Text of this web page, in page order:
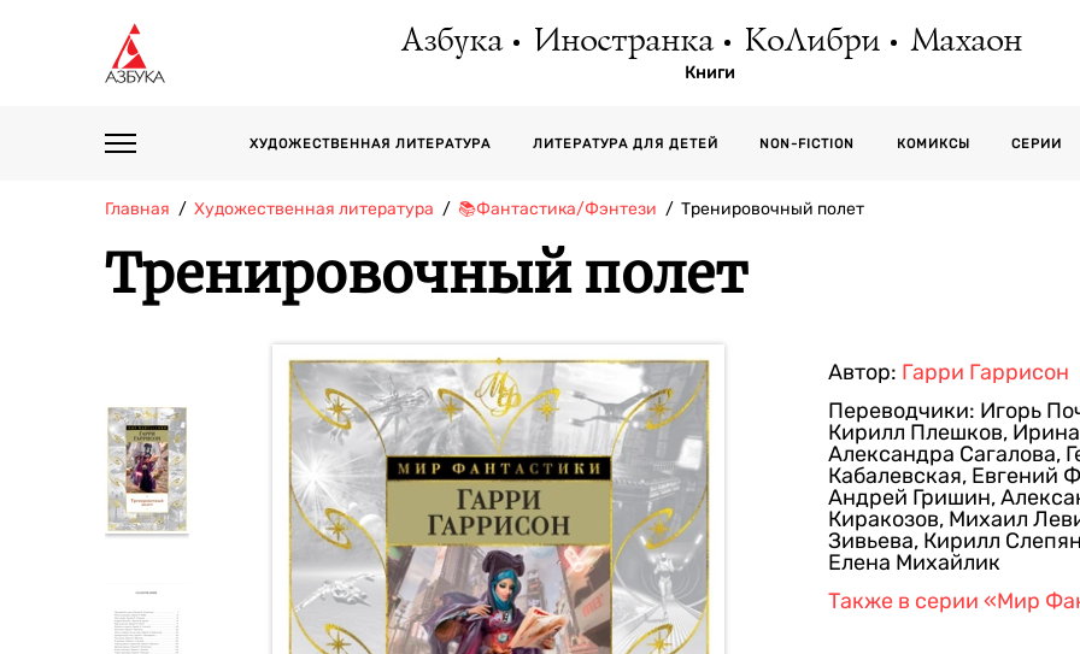
Азбука Иностранка КоЛибри Махаон
Книги
ХУДОЖЕСТВЕННАЯ ЛИТЕРАТУРА ЛИТЕРАТУРА ДЛЯ ДЕТЕЙ NON-FICTION КОМИКСЫ СЕРИИ
Главная Художественная литература 📚Фантастика/Фэнтези Тренировочный полет
Тренировочный полет
Автор: Гарри Гаррисон
Переводчики: Игорь
Кирилл Плешков,
Александра Сагалова,
Кабалевская, Евгений
Андрей Гришин,
Киракозов, Михаил
Зивьева, Кирилл
Елена Михайлик
Также в серии «Мир